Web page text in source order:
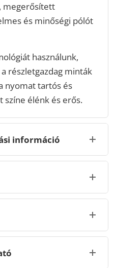
megerősített
és minőségi pólót
használunk,
részletgazdag minták
nyomat tartós és
színe élénk és erős.
információ